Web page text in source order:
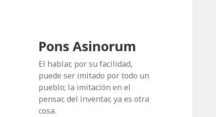
Pons Asinorum
El hablar, por su facilidad,
puede ser imitado por todo un
pueblo; la imitación en el
pensar, del inventar, ya es otra
cosa.